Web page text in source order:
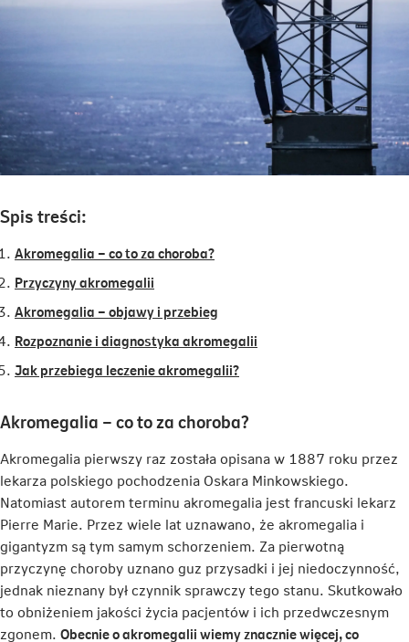
Spis treści:
Akromegalia – co to za choroba?
Przyczyny akromegalii
Akromegalia – objawy i przebieg
Rozpoznanie i diagnostyka akromegalii
Jak przebiega leczenie akromegalii?
Akromegalia – co to za choroba?
Akromegalia pierwszy raz została opisana w 1887 roku przez
lekarza polskiego pochodzenia Oskara Minkowskiego.
Natomiast autorem terminu akromegalia jest francuski lekarz
Pierre Marie. Przez wiele lat uznawano, że akromegalia i
gigantyzm są tym samym schorzeniem. Za pierwotną
przyczynę choroby uznano guz przysadki i jej niedoczynność,
jednak nieznany był czynnik sprawczy tego stanu. Skutkowało
to obniżeniem jakości życia pacjentów i ich przedwczesnym
zgonem. Obecnie o akromegalii wiemy znacznie więcej, co